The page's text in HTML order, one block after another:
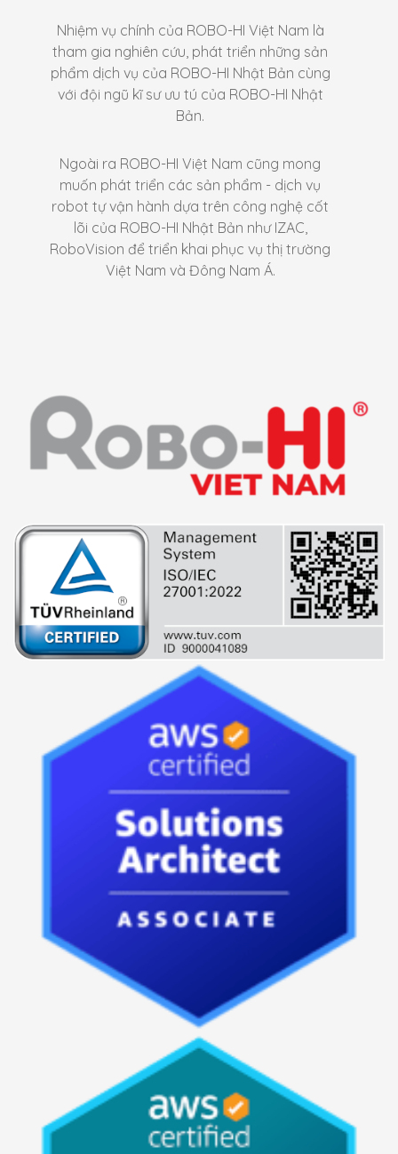
Nhiệm vụ chính của ROBO-HI Việt Nam là
tham gia nghiên cứu, phát triển những sản
phẩm dịch vụ của ROBO-HI Nhật Bản cùng
với đội ngũ kĩ sư ưu tú của ROBO-HI Nhật
Bản.
Ngoài ra ROBO-HI Việt Nam cũng mong
muốn phát triển các sản phẩm - dịch vụ
robot tự vận hành dựa trên công nghệ cốt
lõi của ROBO-HI Nhật Bản như IZAC,
RoboVision để triển khai phục vụ thị trường
Việt Nam và Đông Nam Á.